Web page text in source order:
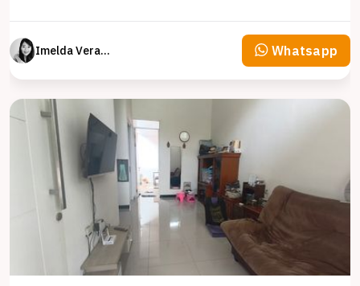
Imelda Veranika Whatsapp